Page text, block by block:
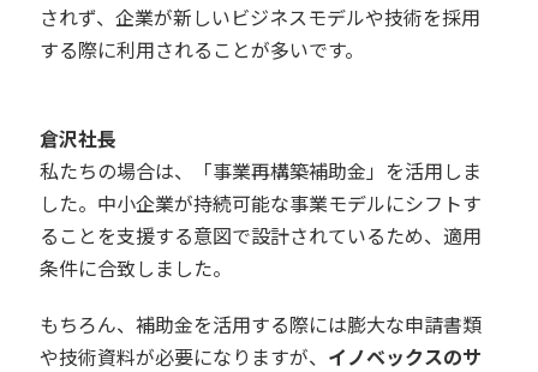
されず、企業が新しいビジネスモデルや技術を採用
する際に利用されることが多いです。
倉沢社長
私たちの場合は、「事業再構築補助金」を活用しま
した。中小企業が持続可能な事業モデルにシフトす
ることを支援する意図で設計されているため、適用
条件に合致しました。
もちろん、補助金を活用する際には膨大な申請書類
や技術資料が必要になりますが、 イノベックスのサ